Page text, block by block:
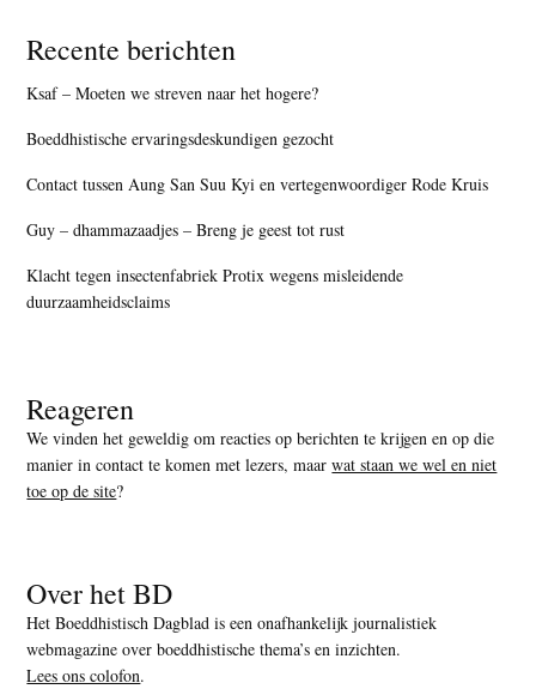
Recente berichten
Ksaf – Moeten we streven naar het hogere?
Boeddhistische ervaringsdeskundigen gezocht
Contact tussen Aung San Suu Kyi en vertegenwoordiger Rode Kruis
Guy – dhammazaadjes – Breng je geest tot rust
Klacht tegen insectenfabriek Protix wegens misleidende
duurzaamheidsclaims
Reageren
We vinden het geweldig om reacties op berichten te krijgen en op die
manier in contact te komen met lezers, maarwat staan we wel en niet
toe op de site?
Over het BD
Het Boeddhistisch Dagblad is een onafhankelijk journalistiek
webmagazine over boeddhistische thema’s en inzichten.
Lees ons colofon.